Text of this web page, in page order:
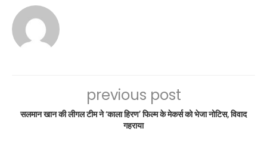
previous post
सलमान खान की लीगल टीम ने ‘काला हिरण’ फिल्म के मेकर्स को भेजा नोटिस, विवाद
गहराया